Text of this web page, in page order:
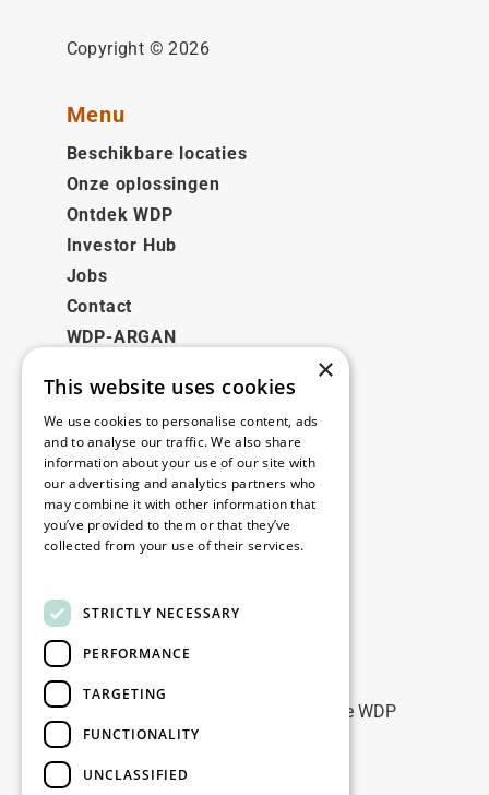
Copyright © 2026
Menu
Beschikbare locaties
Onze oplossingen
Ontdek WDP
Investor Hub
Jobs
Contact
WDP-ARGAN
Juridisch
Disclaimer
Privacybeleid
Cookie Policy
Contact
Blijf op de hoogte
Blijf up-to-date: meld u aan voor onze WDP
Marketing nieuwsbrieven
×
This website uses cookies
We use cookies to personalise content, ads
and to analyse our traffic. We also share
information about your use of our site with
our advertising and analytics partners who
may combine it with other information that
you’ve provided to them or that they’ve
collected from your use of their services.
STRICTLY NECESSARY
PERFORMANCE
TARGETING
FUNCTIONALITY
UNCLASSIFIED